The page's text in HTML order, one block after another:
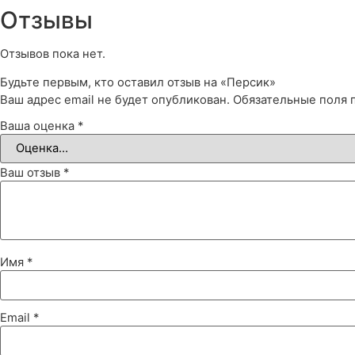
Отзывы
Отзывов пока нет.
Будьте первым, кто оставил отзыв на «Персик»
Ваш адрес email не будет опубликован. Обязательные поля
Ваша оценка *
Ваш отзыв *
Имя *
Email *